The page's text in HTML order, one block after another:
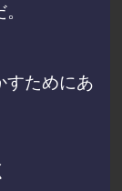
すためにあ